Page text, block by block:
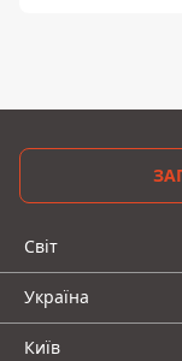
Світ
Україна
Київ